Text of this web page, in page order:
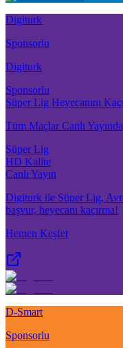
Digiturk
Sponsorlu
Digiturk
Sponsorlu
Süper Lig Heyecanını
Tüm Maçlar Canlı Yayında
Süper Lig
HD Kalite
Canlı Yayın
Digiturk ile Süper Lig,
başvur, heyecanı kaçırma!
Hemen Keşfet
D-Smart
Sponsorlu